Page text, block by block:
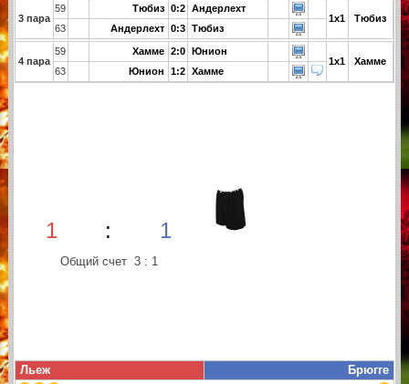
3 пара
59 Тюбиз 0:2 Андерлехт
1x1
Тюбиз
63
Андерлехт 0:3 Тюбиз
4 пара
59 Хамме 2:0 Юнион
1x1
Хамме
63
Юнион 1:2 Хамме
1 : 1
Общий счет 3 : 1
Льеж Брюгге